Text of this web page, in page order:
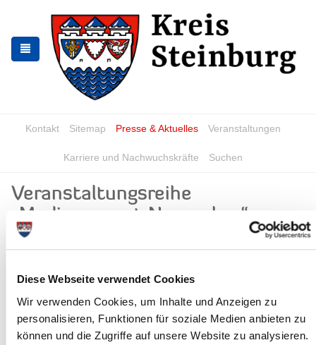
Diese Webseite verwendet Cookies
Wir verwenden Cookies, um Inhalte und Anzeigen zu
personalisieren, Funktionen für soziale Medien anbieten zu
können und die Zugriffe auf unsere Website zu analysieren.
springen
springen
Kontakt Sitemap Presse & Aktuelles Veranstaltungen
Karriere und Nachwuchskräfte Suchen
Veranstaltungsreihe
„Medienmonat November“
News - Meldungen